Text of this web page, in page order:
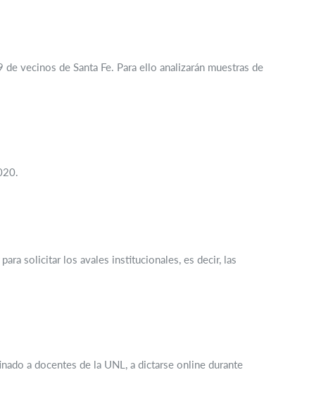
vecinos de Santa Fe. Para ello analizarán muestras de
solicitar los avales institucionales, es decir, las
a docentes de la UNL, a dictarse online durante